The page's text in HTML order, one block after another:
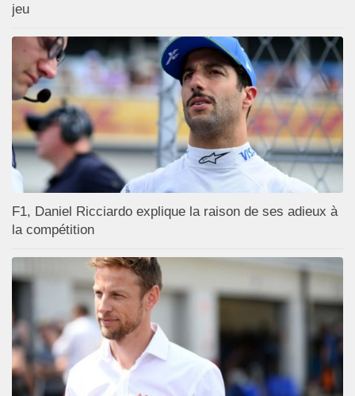
jeu
F1, Daniel Ricciardo explique la raison de ses adieux à
la compétition